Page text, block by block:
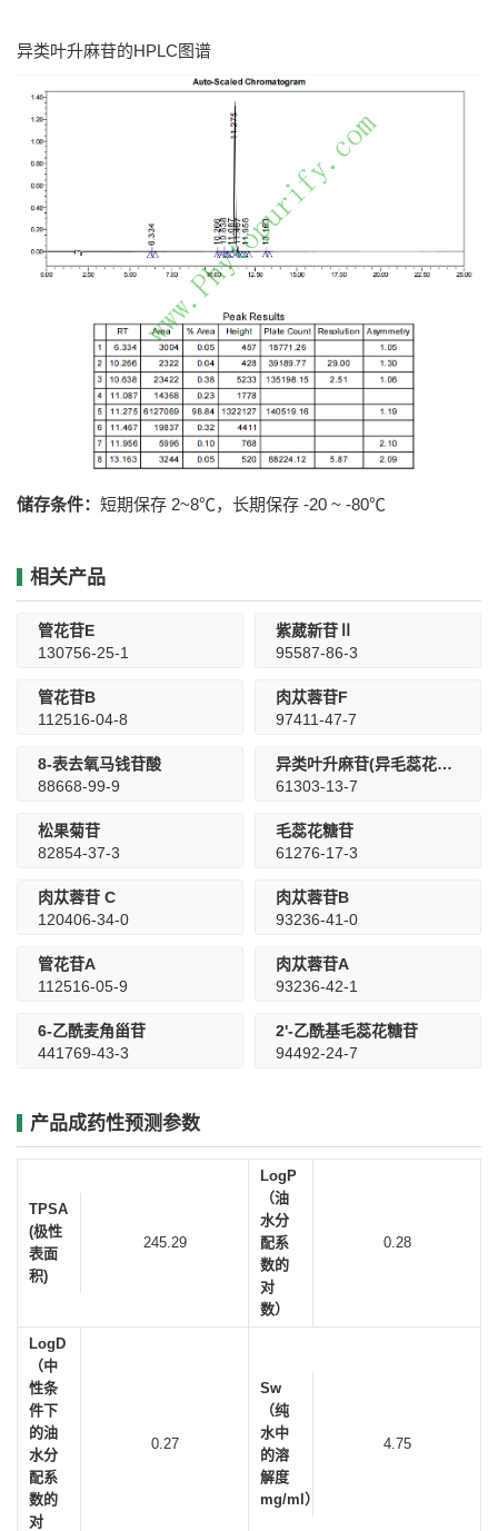
异类叶升麻苷的HPLC图谱
储存条件： 短期保存 2~8℃，长期保存 -20 ~ -80℃
相关产品
管花苷E
130756-25-1
紫葳新苷Ⅱ
95587-86-3
管花苷B
112516-04-8
肉苁蓉苷F
97411-47-7
8-表去氧马钱苷酸
88668-99-9
异类叶升麻苷(异毛蕊花糖苷)
61303-13-7
松果菊苷
82854-37-3
毛蕊花糖苷
61276-17-3
肉苁蓉苷 C
120406-34-0
肉苁蓉苷B
93236-41-0
管花苷A
112516-05-9
肉苁蓉苷A
93236-42-1
6-乙酰麦角甾苷
441769-43-3
2'-乙酰基毛蕊花糖苷
94492-24-7
产品成药性预测参数
TPSA
(极性
表面
积)
245.29
LogP
（油
水分
配系
数的
对
数）
0.28
LogD
（中
性条
件下
的油
水分
配系
数的
对
0.27
Sw
（纯
水中
的溶
解度
mg/ml）
4.75